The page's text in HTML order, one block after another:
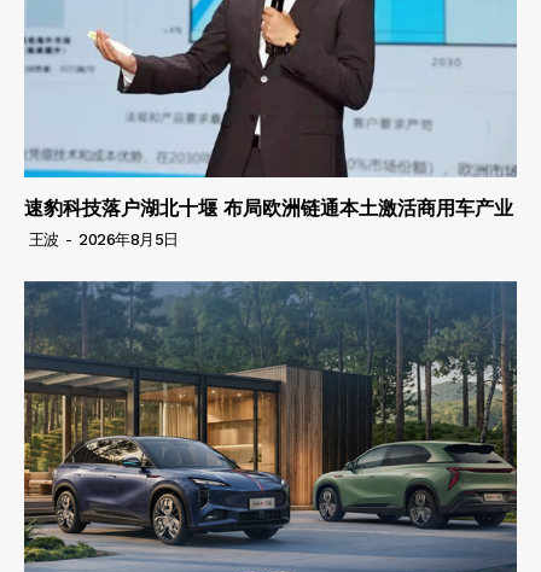
速豹科技落户湖北十堰 布局欧洲链通本土激活商用车产业
王波 - 2026年8月5日